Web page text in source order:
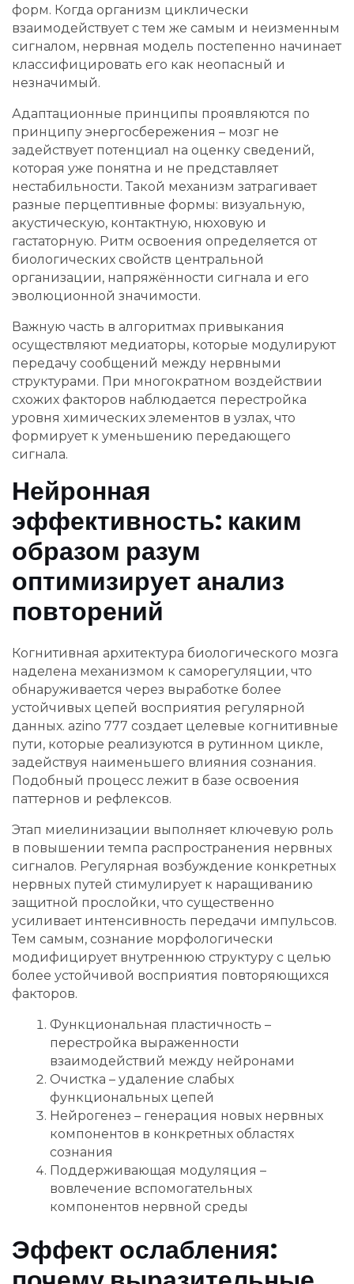
форм. Когда организм циклически
взаимодействует с тем же самым и неизменным
сигналом, нервная модель постепенно начинает
классифицировать его как неопасный и
незначимый.
Адаптационные принципы проявляются по
принципу энергосбережения – мозг не
задействует потенциал на оценку сведений,
которая уже понятна и не представляет
нестабильности. Такой механизм затрагивает
разные перцептивные формы: визуальную,
акустическую, контактную, нюховую и
гастаторную. Ритм освоения определяется от
биологических свойств центральной
организации, напряжённости сигнала и его
эволюционной значимости.
Важную часть в алгоритмах привыкания
осуществляют медиаторы, которые модулируют
передачу сообщений между нервными
структурами. При многократном воздействии
схожих факторов наблюдается перестройка
уровня химических элементов в узлах, что
формирует к уменьшению передающего
сигнала.
Нейронная
эффективность: каким
образом разум
оптимизирует анализ
повторений
Когнитивная архитектура биологического мозга
наделена механизмом к саморегуляции, что
обнаруживается через выработке более
устойчивых цепей восприятия регулярной
данных. azino 777 создает целевые когнитивные
пути, которые реализуются в рутинном цикле,
задействуя наименьшего влияния сознания.
Подобный процесс лежит в базе освоения
паттернов и рефлексов.
Этап миелинизации выполняет ключевую роль
в повышении темпа распространения нервных
сигналов. Регулярная возбуждение конкретных
нервных путей стимулирует к наращиванию
защитной прослойки, что существенно
усиливает интенсивность передачи импульсов.
Тем самым, сознание морфологически
модифицирует внутреннюю структуру с целью
более устойчивой восприятия повторяющихся
факторов.
Функциональная пластичность –
перестройка выраженности
взаимодействий между нейронами
Очистка – удаление слабых
функциональных цепей
Нейрогенез – генерация новых нервных
компонентов в конкретных областях
сознания
Поддерживающая модуляция –
вовлечение вспомогательных
компонентов нервной среды
Эффект ослабления: